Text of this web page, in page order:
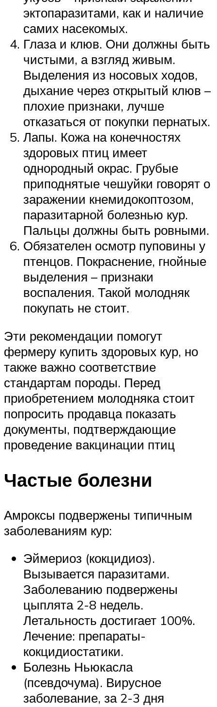
эктопаразитами, как и наличие
самих насекомых.
Глаза и клюв. Они должны быть
чистыми, а взгляд живым.
Выделения из носовых ходов,
дыхание через открытый клюв –
плохие признаки, лучше
отказаться от покупки пернатых.
Лапы. Кожа на конечностях
здоровых птиц имеет
однородный окрас. Грубые
приподнятые чешуйки говорят о
заражении кнемидокоптозом,
паразитарной болезнью кур.
Пальцы должны быть ровными.
Обязателен осмотр пуповины у
птенцов. Покраснение, гнойные
выделения – признаки
воспаления. Такой молодняк
покупать не стоит.
Эти рекомендации помогут
фермеру купить здоровых кур, но
также важно соответствие
стандартам породы. Перед
приобретением молодняка стоит
попросить продавца показать
документы, подтверждающие
проведение вакцинации птиц
Частые болезни
Амроксы подвержены типичным
заболеваниям кур:
Эймериоз (кокцидиоз).
Вызывается паразитами.
Заболеванию подвержены
цыплята 2-8 недель.
Летальность достигает 100%.
Лечение: препараты-
кокцидиостатики.
Болезнь Ньюкасла
(псевдочума). Вирусное
заболевание, за 2-3 дня